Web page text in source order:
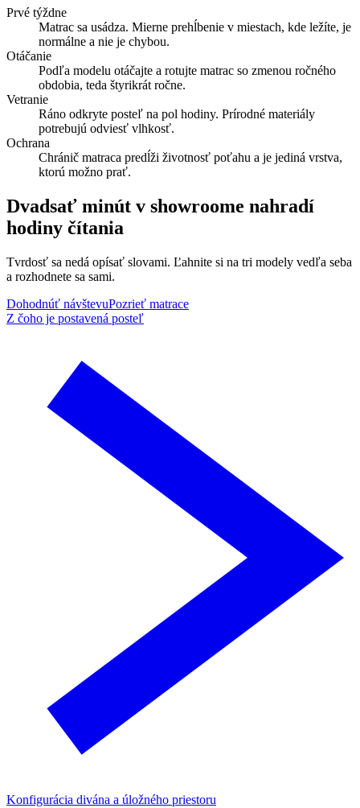
Prvé týždne
Matrac sa usádza. Mierne prehĺbenie v miestach, kde ležíte, je
normálne a nie je chybou.
Otáčanie
Podľa modelu otáčajte a rotujte matrac so zmenou ročného
obdobia, teda štyrikrát ročne.
Vetranie
Ráno odkryte posteľ na pol hodiny. Prírodné materiály
potrebujú odviesť vlhkosť.
Ochrana
Chránič matraca predĺži životnosť poťahu a je jediná vrstva,
ktorú možno prať.
Dvadsať minút v showroome nahradí
hodiny čítania
Tvrdosť sa nedá opísať slovami. Ľahnite si na tri modely vedľa seba
a rozhodnete sa sami.
Dohodnúť návštevuPozrieť matrace
Z čoho je postavená posteľ
Konfigurácia divána a úložného priestoru